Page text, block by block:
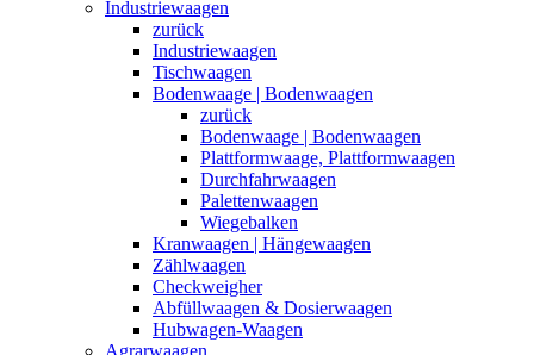
Industriewaagen
zurück
Industriewaagen
Tischwaagen
Bodenwaage | Bodenwaagen
zurück
Bodenwaage | Bodenwaagen
Plattformwaage, Plattformwaagen
Durchfahrwaagen
Palettenwaagen
Wiegebalken
Kranwaagen | Hängewaagen
Zählwaagen
Checkweigher
Abfüllwaagen & Dosierwaagen
Hubwagen-Waagen
Agrarwaagen